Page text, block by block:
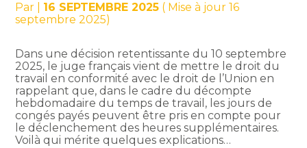
Par 16 SEPTEMBRE 2025 ( Mise à jour 16
septembre 2025)
Dans une décision retentissante du 10 septembre
2025, le juge français vient de mettre le droit du
travail en conformité avec le droit de l’Union en
rappelant que, dans le cadre du décompte
hebdomadaire du temps de travail, les jours de
congés payés peuvent être pris en compte pour
le déclenchement des heures supplémentaires.
Voilà qui mérite quelques explications…